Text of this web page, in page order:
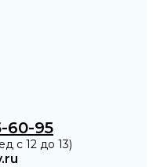
60-95
с 12 до 13)